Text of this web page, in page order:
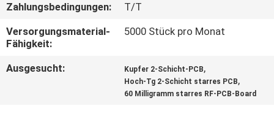
WERKSBESICHTIGUNG
QUALITÄTSKONTROLLE
Zahlungsbedingungen:
T/T
Versorgungsmaterial-
Fähigkeit:
5000 Stück pro Monat
Ausgesucht: Kupfer 2-Schicht-PCB,
Hoch-Tg 2-Schicht starres PCB,
60 Milligramm starres RF-PCB-Board